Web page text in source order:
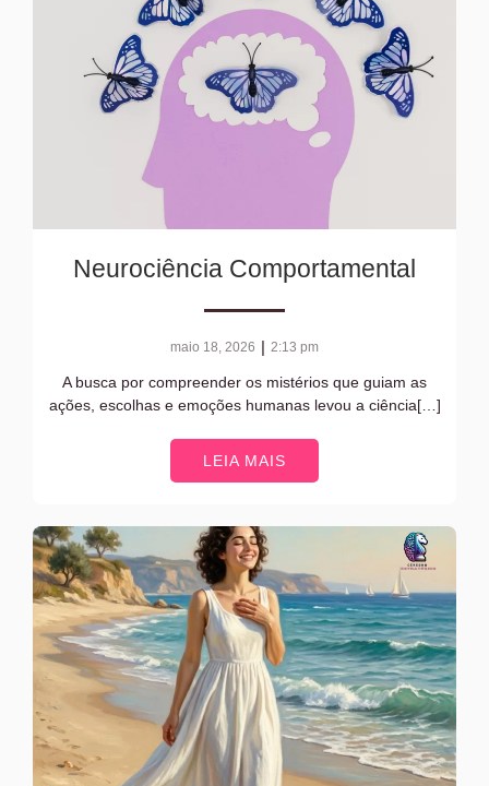
Neurociência Comportamental
maio 18, 2026 | 2:13 pm
A busca por compreender os mistérios que guiam as
ações, escolhas e emoções humanas levou a ciência[…]
LEIA MAIS